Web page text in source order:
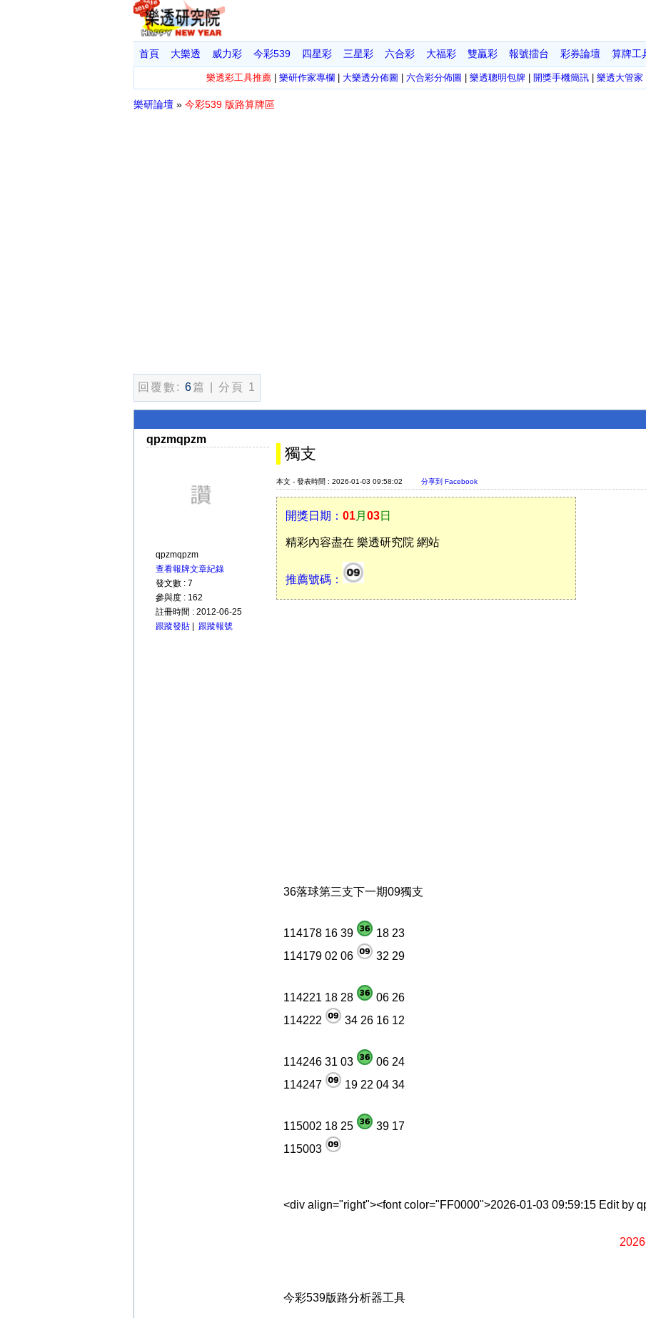
首頁 大樂透 威力彩 今彩539 四星彩 三星彩 六合彩 大福彩 雙贏彩 報號擂台 彩券論壇 算牌工
樂透彩工具推薦| 樂研作家專欄 大樂透分佈圖 六合彩分佈圖 樂透聰明包牌| 開獎手機簡訊| 樂透大管家
樂研論壇 » 今彩539 版路算牌區
回覆數: 6篇 | 分頁 1
qpzmqpzm
qpzmqpzm
查看報牌文章紀錄
發文數 : 7
參與度 : 162
註冊時間 : 2012-06-25
跟蹤發貼
跟蹤報號
獨支
本文 - 發表時間 : 2026-01-03 09:58:02 分享到 Facebook
開獎日期： 01月 03日
精彩內容盡在 樂透研究院 網站
推薦號碼：
36落球第三支下一期09獨支
114178 16 39
18 23
114179 02 06
32 29
114221 18 28
06 26
114222
34 26 16 12
114246 31 03
06 24
114247
19 22 04 34
115002 18 25
39 17
115003
<div align="right"><font color="FF0000">2026-01-03 09:59:15 Edit by
今彩539版路分析器工具